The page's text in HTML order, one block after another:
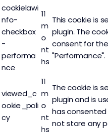
cookielawi
nfo-
checkbox
-
performa
nce
11
m
o
nt
hs
This cookie is
plugin. The
consent for
"Performance".
viewed_c
ookie_poli
cy
11
m
o
nt
hs
The cookie is
plugin and is
has
not store any